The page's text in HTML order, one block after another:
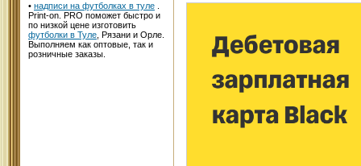
• надписи на футболках в туле
Print-on. PRO поможет быстро и
по низкой цене изготовить
футболки в Туле , Рязани и Орле.
Выполняем как оптовые, так и
розничные заказы.